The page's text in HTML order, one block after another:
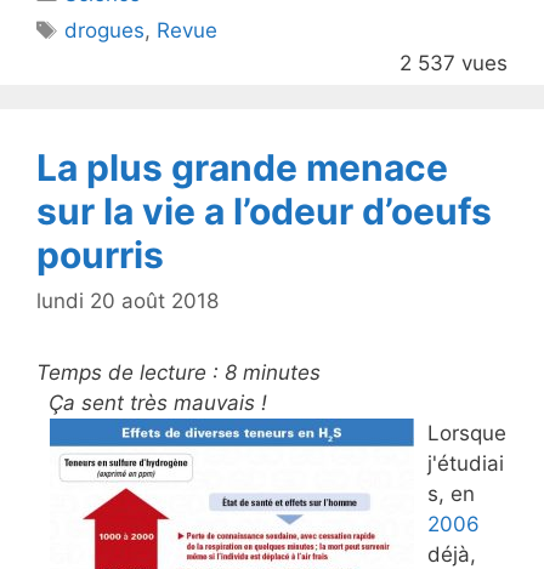
b
k
Étiquettes
drogues, Revue
2 537 vues
La plus grande menace
sur la vie a l’odeur d’oeufs
pourris
lundi 20 août 2018
Temps de lecture : 8 minutes
Ça sent très mauvais !
Lorsque
j'étudiai
s, en
2006
déjà,